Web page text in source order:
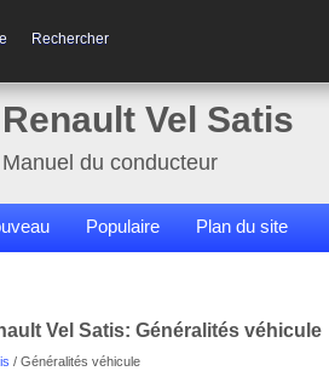
Rechercher
Renault Vel Satis
Manuel du conducteur
Populaire Plan du site
Vel Satis: Généralités véhicule
/ Généralités véhicule